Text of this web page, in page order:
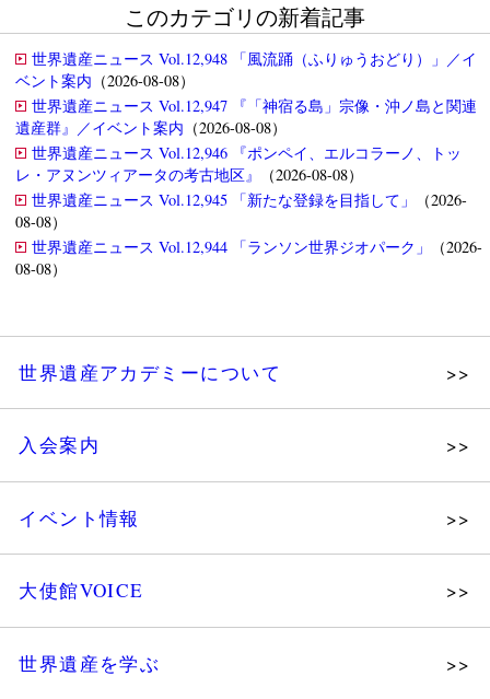
このカテゴリの新着記事
世界遺産ニュース Vol.12,948 「風流踊（ふりゅうおどり）」／イ
ベント案内 （2026-08-08）
世界遺産ニュース Vol.12,947 『「神宿る島」宗像・沖ノ島と関連
遺産群』／イベント案内 （2026-08-08）
世界遺産ニュース Vol.12,946 『ポンペイ、エルコラーノ、トッ
レ・アヌンツィアータの考古地区』
（2026-08-08）
世界遺産ニュース Vol.12,945 「新たな登録を目指して」
（2026-
08-08）
世界遺産ニュース Vol.12,944 「ランソン世界ジオパーク」
（2026-
08-08）
世界遺産アカデミーについて
組織図・役員
法人会員・協賛団体／公認団体
入会案内
イベント情報
大使館VOICE
世界遺産を学ぶ